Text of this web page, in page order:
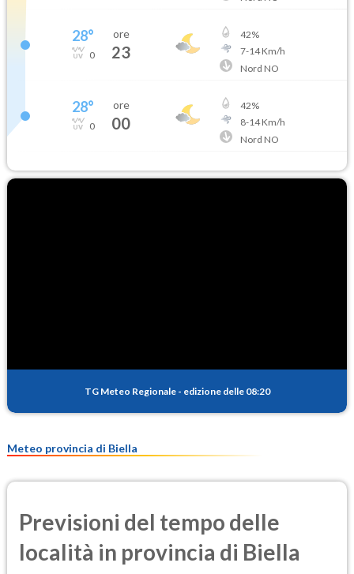
28°
0
ore
23
42%
7-14Km/h
Nord NO
28°
0
ore
00
42%
8-14Km/h
Nord NO
TG Meteo Regionale - edizione delle 08:20
Meteo provincia di Biella
Previsioni del tempo delle
località in provincia di Biella